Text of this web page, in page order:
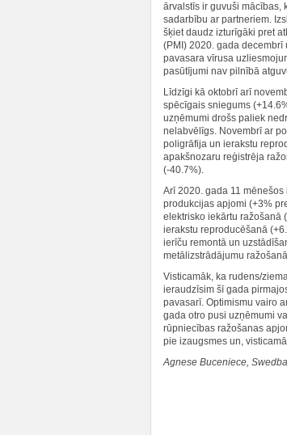
ārvalstīs ir guvuši mācības,
sadarbību ar partneriem.
šķiet daudz izturīgāki pret
(PMI) 2020. gada
pavasara vīrusa
pasūtījumi nav pilnībā
Līdzīgi kā oktobrī arī
spēcīgais sniegums
uzņēmumi drošs paliek
nelabvēlīgs. Novembrī ar
poligrāfija un ierakstu
apakšnozaru reģistrēja
(-40.7%).
Arī 2020. gada 11
produkcijas apjomi (+3%
elektrisko iekārtu ražošanā
ierakstu reproducēšanā
ierīču remontā un
metālizstrādājumu
Visticamāk, ka rudens/
ieraudzīsim šī gada
pavasarī. Optimismu vairo
gada otro pusi uzņēmumi
rūpniecības ražošanas
pie izaugsmes un,
Agnese Buceniece,